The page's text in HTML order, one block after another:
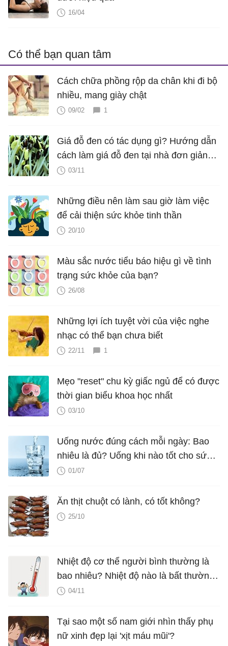
16/04
Có thể bạn quan tâm
Cách chữa phồng rộp da chân khi đi bộ
nhiều, mang giày chật
09/02 1
Giá đỗ đen có tác dụng gì? Hướng dẫn
cách làm giá đỗ đen tại nhà đơn giản
nhất03/11
Những điều nên làm sau giờ làm việc
để cải thiện sức khỏe tinh thần
20/10
Màu sắc nước tiểu báo hiệu gì về tình
trạng sức khỏe của bạn?
26/08
Những lợi ích tuyệt vời của việc nghe
nhạc có thể bạn chưa biết
22/11 1
Mẹo "reset" chu kỳ giấc ngủ để có được
thời gian biểu khoa học nhất
03/10
Uống nước đúng cách mỗi ngày: Bao
nhiêu là đủ? Uống khi nào tốt cho sức
khỏe?
01/07
Ăn thịt chuột có lành, có tốt không?
25/10
Nhiệt độ cơ thể người bình thường là
bao nhiêu? Nhiệt độ nào là bất thường
cần đi khám?
04/11
Tại sao một số nam giới nhìn thấy phụ
nữ xinh đẹp lại 'xịt máu mũi'?